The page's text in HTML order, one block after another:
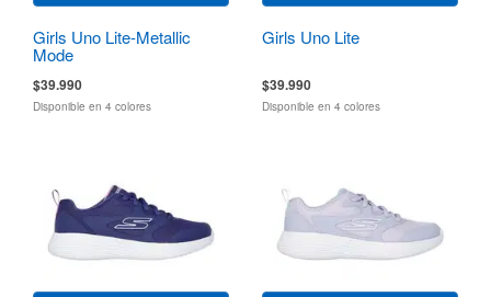
Girls Uno Lite-Metallic
Mode
$39.990
Disponible en 4 colores
Girls Uno Lite
$39.990
Disponible en 4 colores